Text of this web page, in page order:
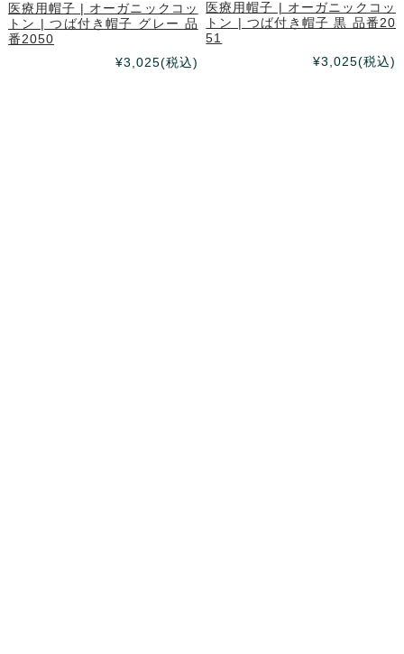
医療用帽子 | オーガニックコッ
トン | つば付き帽子 グレー 品
番2050
¥3,025(税込)
医療用帽子 | オーガニックコッ
トン | つば付き帽子 黒 品番20
51
¥3,025(税込)